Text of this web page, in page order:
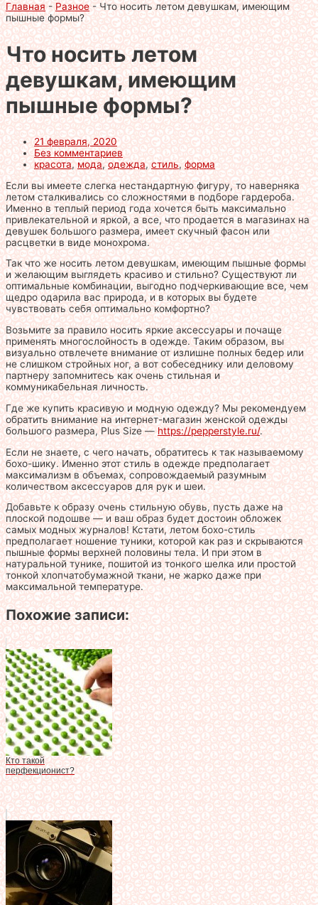
Главная-Разное-Что носить летом девушкам, имеющим
пышные формы?
Что носить летом
девушкам, имеющим
пышные формы?
21 февраля, 2020
Без комментариев
красота,мода,одежда,стиль,форма
Если вы имеете слегка нестандартную фигуру, то наверняка
летом сталкивались со сложностями в подборе гардероба.
Именно в теплый период года хочется быть максимально
привлекательной и яркой, а все, что продается в магазинах на
девушек большого размера, имеет скучный фасон или
расцветки в виде монохрома.
Так что же носить летом девушкам, имеющим пышные формы
и желающим выглядеть красиво и стильно? Существуют ли
оптимальные комбинации, выгодно подчеркивающие все, чем
щедро одарила вас природа, и в которых вы будете
чувствовать себя оптимально комфортно?
Возьмите за правило носить яркие аксессуары и почаще
применять многослойность в одежде. Таким образом, вы
визуально отвлечете внимание от излишне полных бедер или
не слишком стройных ног, а вот собеседнику или деловому
партнеру запомнитесь как очень стильная и
коммуникабельная личность.
Где же купить красивую и модную одежду? Мы рекомендуем
обратить внимание на интернет-магазин женской одежды
большого размера, Plus Size —https://pepperstyle.ru/.
Если не знаете, с чего начать, обратитесь к так называемому
бохо-шику. Именно этот стиль в одежде предполагает
максимализм в объемах, сопровождаемый разумным
количеством аксессуаров для рук и шеи.
Добавьте к образу очень стильную обувь, пусть даже на
плоской подошве — и ваш образ будет достоин обложек
самых модных журналов! Кстати, летом бохо-стиль
предполагает ношение туники, которой как раз и скрываются
пышные формы верхней половины тела. И при этом в
натуральной тунике, пошитой из тонкого шелка или простой
тонкой хлопчатобумажной ткани, не жарко даже при
максимальной температуре.
Похожие записи:
Кто такой
перфекционист?